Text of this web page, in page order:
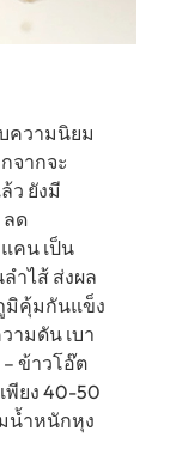
ความนิยม
จากจะ
ว ยังมี
ลด
คน เป็น
ำไส้ ส่งผล
มิคุ้มกันแข็ง
ามดัน เบา
ข้าวโอ๊ต
พียง 40-50
น้ำหนักหุง